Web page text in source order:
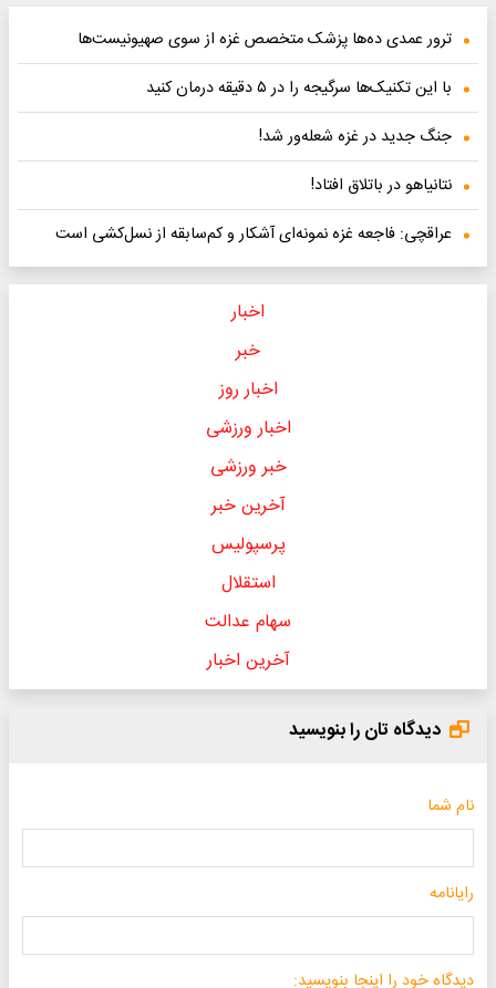
ترور عمدی ده‌ها پزشک متخصص غزه از سوی صهیونیست‌ها
با این تکنیک‌ها سرگیجه را در ۵ دقیقه درمان کنید
جنگ جدید در غزه شعله‌ور شد!
نتانیاهو در باتلاق افتاد!
عراقچی: فاجعه غزه نمونه‌ای آشکار و کم‌سابقه از نسل‌کشی است
اخبار
خبر
اخبار روز
اخبار ورزشی
خبر ورزشی
آخرین خبر
پرسپولیس
استقلال
سهام عدالت
آخرین اخبار
دیدگاه تان را بنویسید
نام شما
رایانامه
دیدگاه خود را اینجا بنویسید: